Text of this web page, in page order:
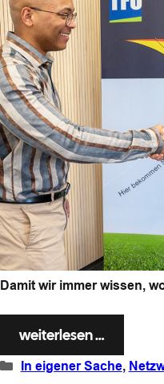
Damit wir immer wissen,
weiterlesen …
Kategorien
In eigener Sache,